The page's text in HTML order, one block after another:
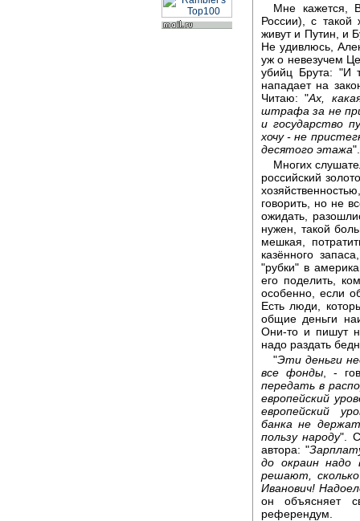
Мне кажется,
России), с
живут и Путин, и
Не удивлюсь,
уж о невезучем
убийц Брута: "И
нападает на
Читаю: "Ах,
штрафа за не
и государство
хочу - не
десятого этажа".
Многих
российский
говорить, но не
ожидать,
нужен, такой
мешкая,
казённого
"рубки" в
его поделить,
особенно, если
Есть люди,
общие деньги
Они-то и пишут
надо раздать
"Эти деньги
все фонды, -
передать в
европейский
европейский
банка не
пользу народу".
автора: "
до окраин надо
решают,
Иванович!
он объясняет
референдум.